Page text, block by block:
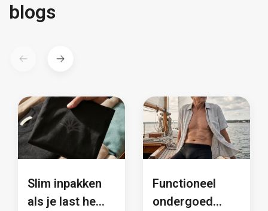
blogs
Slim inpakken
als je last hebt
Functioneel
ondergoed